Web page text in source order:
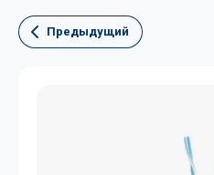
Предыдущий